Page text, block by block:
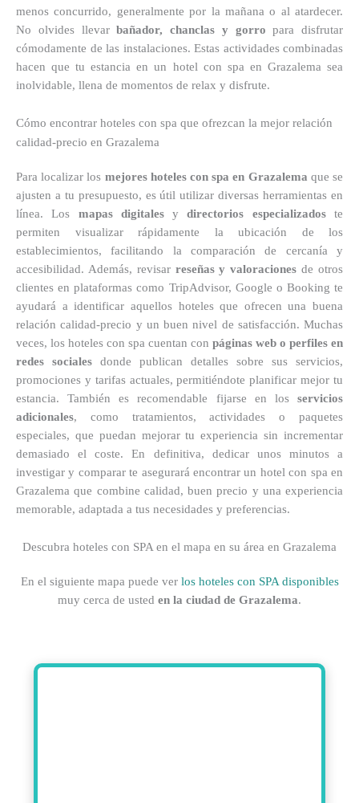
menos concurrido, generalmente por la mañana o al atardecer.
No olvides llevarbañador, chanclas y gorro para disfrutar
cómodamente de las instalaciones. Estas actividades combinadas
hacen que tu estancia en un hotel con spa en Grazalema sea
inolvidable, llena de momentos de relax y disfrute.
Cómo encontrar hoteles con spa que ofrezcan la mejor relación
calidad-precio en Grazalema
Para localizar los mejores hoteles con spa en Grazalema que se
ajusten a tu presupuesto, es útil utilizar diversas herramientas en
línea. Los mapas digitalesydirectorios especializadoste
permiten visualizar rápidamente la ubicación de los
establecimientos, facilitando la comparación de cercanía y
accesibilidad. Además, revisar reseñas y valoraciones de otros
clientes en plataformas como TripAdvisor, Google o Booking te
ayudará a identificar aquellos hoteles que ofrecen una buena
relación calidad-precio y un buen nivel de satisfacción. Muchas
veces, los hoteles con spa cuentan con páginas web o perfiles en
redes sociales donde publican detalles sobre sus servicios,
promociones y tarifas actuales, permitiéndote planificar mejor tu
estancia. También es recomendable fijarse en los servicios
adicionales, como tratamientos, actividades o paquetes
especiales, que puedan mejorar tu experiencia sin incrementar
demasiado el coste. En definitiva, dedicar unos minutos a
investigar y comparar te asegurará encontrar un hotel con spa en
Grazalema que combine calidad, buen precio y una experiencia
memorable, adaptada a tus necesidades y preferencias.
Descubra hoteles con SPA en el mapa en su área en Grazalema
En el siguiente mapa puede ver los hoteles con SPA disponibles
muy cerca de usted en la ciudad de Grazalema.